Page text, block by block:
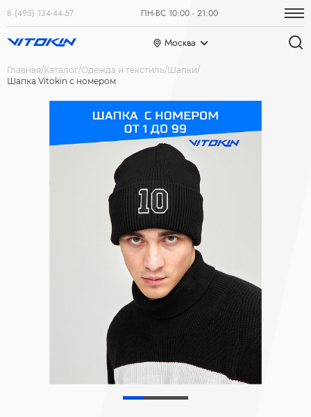
8 (495) 134-44-57 ПН-ВС 10:00 - 21:00
Москва
Главная Каталог Одежда и текстиль Шапки
Шапка Vitokin с номером